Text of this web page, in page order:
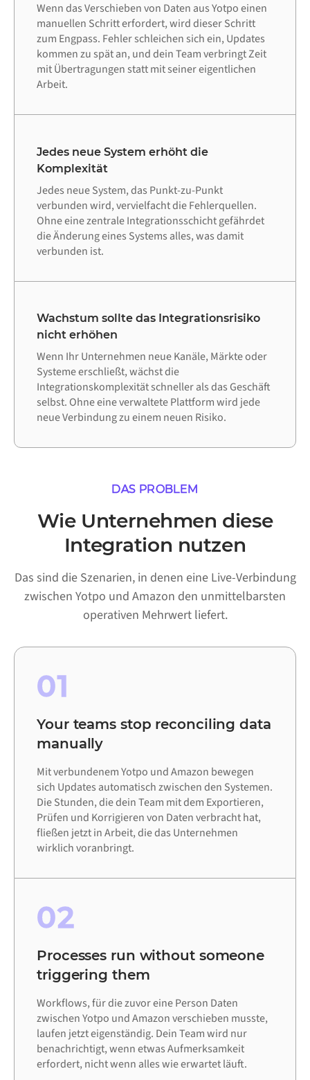
Wenn das Verschieben von Daten aus Yotpo einen
manuellen Schritt erfordert, wird dieser Schritt
zum Engpass. Fehler schleichen sich ein, Updates
kommen zu spät an, und dein Team verbringt Zeit
mit Übertragungen statt mit seiner eigentlichen
Arbeit.
Jedes neue System erhöht die
Komplexität
Jedes neue System, das Punkt-zu-Punkt
verbunden wird, vervielfacht die Fehlerquellen.
Ohne eine zentrale Integrationsschicht gefährdet
die Änderung eines Systems alles, was damit
verbunden ist.
Wachstum sollte das Integrationsrisiko
nicht erhöhen
Wenn Ihr Unternehmen neue Kanäle, Märkte oder
Systeme erschließt, wächst die
Integrationskomplexität schneller als das Geschäft
selbst. Ohne eine verwaltete Plattform wird jede
neue Verbindung zu einem neuen Risiko.
DAS PROBLEM
Wie Unternehmen diese
Integration nutzen
Das sind die Szenarien, in denen eine Live-Verbindung
zwischen Yotpo und Amazon den unmittelbarsten
operativen Mehrwert liefert.
01
Your teams stop reconciling data
manually
Mit verbundenem Yotpo und Amazon bewegen
sich Updates automatisch zwischen den Systemen.
Die Stunden, die dein Team mit dem Exportieren,
Prüfen und Korrigieren von Daten verbracht hat,
fließen jetzt in Arbeit, die das Unternehmen
wirklich voranbringt.
02
Processes run without someone
triggering them
Workflows, für die zuvor eine Person Daten
zwischen Yotpo und Amazon verschieben musste,
laufen jetzt eigenständig. Dein Team wird nur
benachrichtigt, wenn etwas Aufmerksamkeit
erfordert, nicht wenn alles wie erwartet läuft.